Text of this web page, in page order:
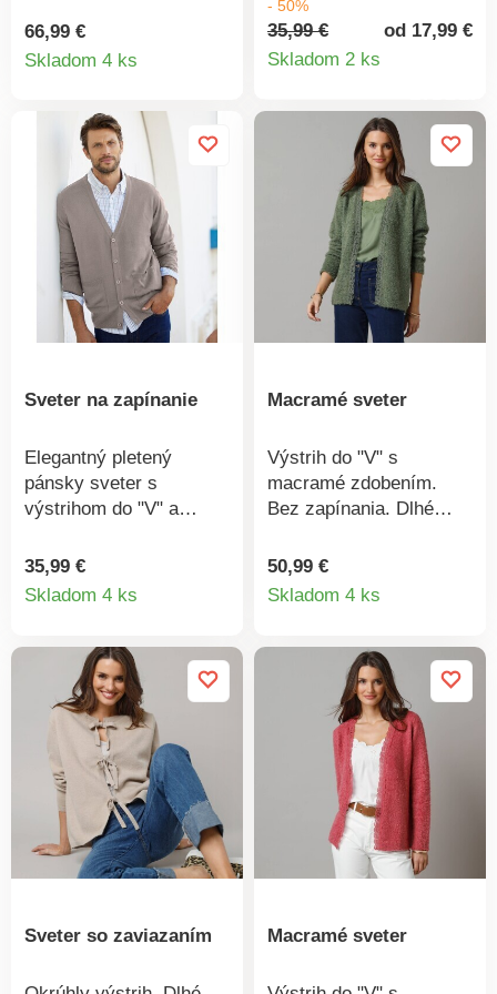
sa príjemne nosí.
Stojačik. Zipsové
Hrejivá podšívka
sherpa. Možno prať v
práčke.
66,99 €
Skladom 4 ks
dlhé rukávy a 2 vrecká
vpredu. Príjemne sa
kvality je značka
Excellence. Možno prať
v práčke.
- 50%
35,99 €
od 17,99 €
Skladom 2 ks
Detail
Sveter na zapínanie
Elegantný pletený
pánsky sveter s
výstrihom do "V" a
dlhé rukávy a 2 vrecká
vpredu. Príjemne sa
kvality je značka
Excellence. Možno prať
v práčke.
35,99 €
Skladom 4 ks
Macramé sveter
Výstrih do "V" s
macramé zdobením.
Bez zapínania. Dlhé
vrúbkovaným
zakončením. Rovný,
50,99 €
Skladom 4 ks
Sveter so zaviazaním Macramé sveter